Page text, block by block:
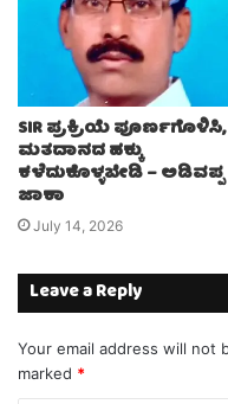
SIR ಪ್ರಕ್ರಿಯೆ ಪೂರ್ಣಗೊಳಿಸಿ,
ಮತದಾನದ ಹಕ್ಕು
ಕಳೆದುಕೊಳ್ಳಬೇಡಿ – ಅಡಿವಪ್ಪ
ಜಾಕಾ
July 14, 2026
Leave a Reply
Your email address will not
marked *